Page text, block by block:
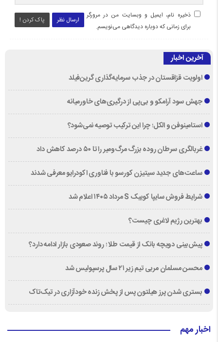
ارسال نظر پاک کردن !
ذخیره نام، ایمیل و وبسایت من در مرورگر
برای زمانی که دوباره دیدگاهی می‌نویسم.
آخرین اخبار
اولویت قزاقستان در جذب سرمایه‌گذاری گرین‌فیلد
جهش سود آرامکو و بی‌پی از درگیری‌های خاورمیانه
استامینوفن و الکل؛ چرا این ترکیب توصیه نمی‌شود؟
غربالگری سرطان روده بزرگ مرگ‌ومیر را تا ۵۰ درصد کاهش داد
ساعت‌های جدید سیتیزن کورسو با فناوری اکودرایو معرفی شدند
شرایط فروش سایپا کوییک S مرداد ۱۴۰۵ اعلام شد
بهترین رژیم لاغری چیست؟
پیش‌بینی دویچه‌ بانک از قیمت طلا ؛ روند صعودی بازار ادامه دارد؟
محسن مسلمان مربی تیم زیر ۲۱ سال پرسپولیس شد
بستری شدن پرز هیلتون پس از پخش زنده خودآزاری در تیک‌تاک
اخبار مهم